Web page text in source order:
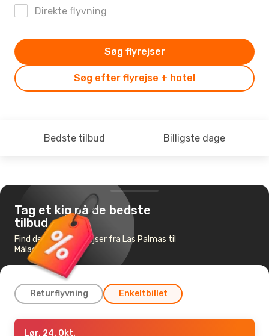
Direkte flyvning
Søg efter flyrejse + hotel
Søg flyrejser
Bedste tilbud Billigste dage
Tag et kig på de bedste
tilbud
Find de billigste flyrejser fra Las Palmas til
Málaga
Returflyvning Enkeltbillet
Lør. 12. Sep.- Man. 14. Sep.
Lør. 24. Okt.